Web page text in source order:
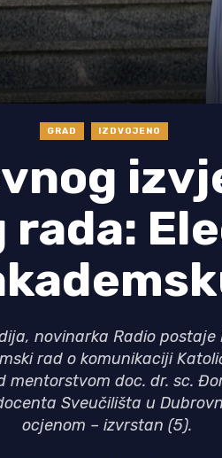
GRAD IZDVOJENO
novinarka Radio postaje
rad o komunikaciji
mentorstvom doc. dr. sc.
Sveučilišta u
ocjenom – izvrstan (5).